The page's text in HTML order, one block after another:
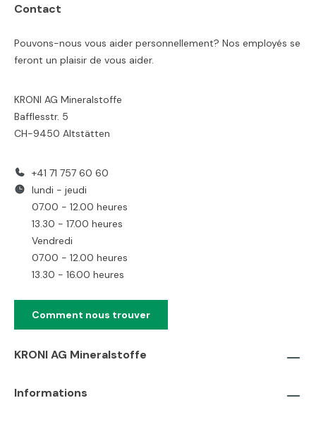
Contact
Pouvons-nous vous aider personnellement? Nos employés se
feront un plaisir de vous aider.
KRONI AG Mineralstoffe
Bafflesstr. 5
CH-9450 Altstätten
+41 71 757 60 60
lundi - jeudi
07.00 - 12.00 heures
13.30 - 17.00 heures
Vendredi
07.00 - 12.00 heures
13.30 - 16.00 heures
Comment nous trouver
KRONI AG Mineralstoffe
Informations